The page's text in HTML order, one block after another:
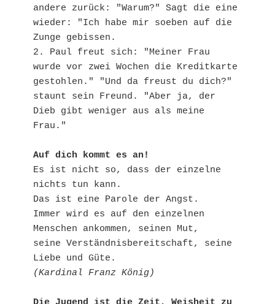
andere zurück: "Warum?" Sagt die eine
wieder: "Ich habe mir soeben auf die
Zunge gebissen.
2. Paul freut sich: "Meiner Frau
wurde vor zwei Wochen die Kreditkarte
gestohlen." "Und da freust du dich?"
staunt sein Freund. "Aber ja, der
Dieb gibt weniger aus als meine
Frau."
Auf dich kommt es an!
Es ist nicht so, dass der einzelne
nichts tun kann.
Das ist eine Parole der Angst.
Immer wird es auf den einzelnen
Menschen ankommen, seinen Mut,
seine Verständnisbereitschaft, seine
(Kardinal Franz König)